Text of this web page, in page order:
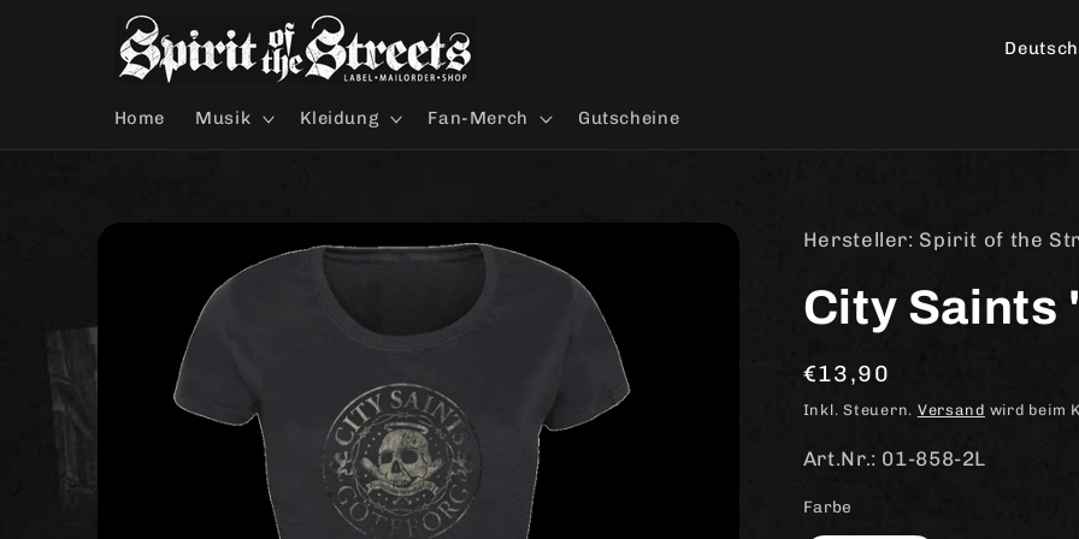
Home Musik Kleidung Fan-Merch Gutscheine
L
d
R
g
n
Produktinformationen
Hersteller: Spirit of the
City Saints
Normaler
Preis
€13,90
Inkl. Steuern. Versand wird beim
Art.Nr.: 01-858-2L
Farbe